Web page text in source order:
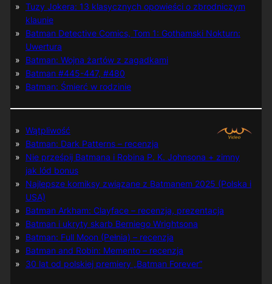
Tuzy Jokera: 13 klasycznych opowieści o zbrodniczym
klaunie
Batman Detective Comics, Tom 1: Gothamski Nokturn:
Uwertura
Batman: Wojna żartów z zagadkami
Batman #445-447, #480
Batman: Śmierć w rodzinie
Wątpliwość
Batman: Dark Patterns – recenzja
Nie prześpij Batmana i Robina P. K. Johnsona + zimny
jak lód bonus
Najlepsze komiksy związane z Batmanem 2025 (Polska i
USA)
Batman Arkham: Clayface – recenzja, prezentacja
Batman i ukryty skarb Berniego Wrightsona
Batman: Full Moon (Pełnia) – recenzja
Batman and Robin: Memento – recenzja
30 lat od polskiej premiery „Batman Forever”